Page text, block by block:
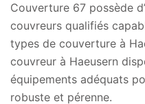
Couverture 67 possède
couvreurs qualifiés
types de couverture à
couvreur à Haeusern
équipements adéquats
robuste et pérenne.